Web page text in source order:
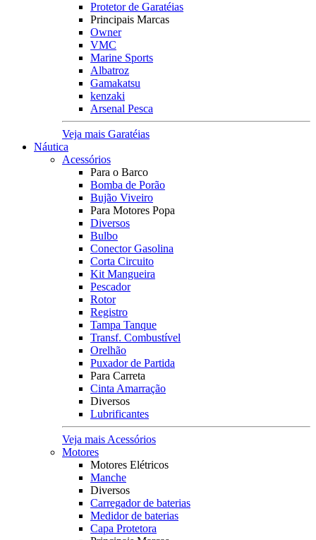
Protetor de Garatéias
Principais Marcas
Owner
VMC
Marine Sports
Albatroz
Gamakatsu
kenzaki
Arsenal Pesca
Veja mais Garatéias
Náutica
Acessórios
Para o Barco
Bomba de Porão
Bujão Viveiro
Para Motores Popa
Diversos
Bulbo
Conector Gasolina
Corta Circuito
Kit Mangueira
Pescador
Rotor
Registro
Tampa Tanque
Transf. Combustível
Orelhão
Puxador de Partida
Para Carreta
Cinta Amarração
Diversos
Lubrificantes
Veja mais Acessórios
Motores
Motores Elétricos
Manche
Diversos
Carregador de baterias
Medidor de baterias
Capa Protetora